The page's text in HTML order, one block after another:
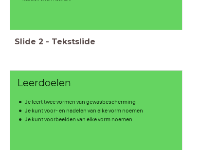
Slide 2 - Tekstslide
Leerdoelen
Je leert twee vormen van gewasbescherming
Je kunt voor- en nadelen van elke vorm noemen
Je kunt voorbeelden van elke vorm noemen